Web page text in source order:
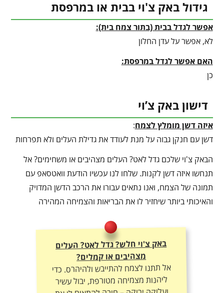
גידול באק צ'וי בבית או במרפסת
אפשר לגדל בבית (בתור צמח בית):
לא, אפשר על עדן החלון
האם אפשר לגדל במרפסת:
כן
דישון באק צ’וי
איזה דשן מומלץ לצמח:
דשן עם חנקן גבוה על מנת לעודד את גדילת העלים ולא תפרחות
הבאק צ'וי שלכם גדל לאט? העלים מצהיבים או משחימים? אל
תנחשו איזה דשן לקנות. שלחו לנו עכשיו הודעת וואטסאפ עם
תמונה של הצמח, ואנו נתאים עבורו את הרכב הדשן המדויק
והאיכותי ביותר שיחזיר לו את הבריאות והצמיחה המהירה
באק צ'וי חלש? גדל לאט? העלים
מצהיבים או קמלים?
אל תתנו לצמח להתייבש ולהיהרס. כדי
ליהנות מצמיחה מטורפת, יבול עשיר
ועלוקה ירוקה – חובה להתאים לו את